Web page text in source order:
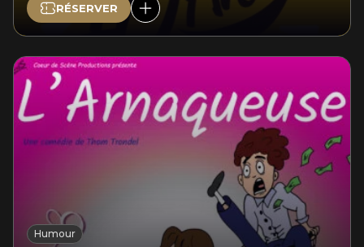
RÉSERVER
Humour